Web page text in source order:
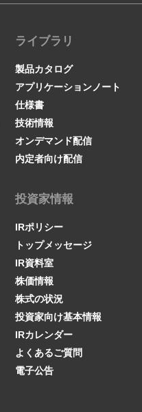
ライブラリ
製品カタログ
アプリケーションノート
仕様書
技術情報
オンデマンド配信
内定者向け配信
投資家情報
IRポリシー
トップメッセージ
IR資料室
株価情報
株式の状況
投資家向け基本情報
IRカレンダー
よくあるご質問
電子公告